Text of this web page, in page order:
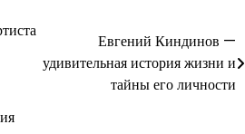
Евгений Киндинов —
удивительная история жизни и
тайны его личности